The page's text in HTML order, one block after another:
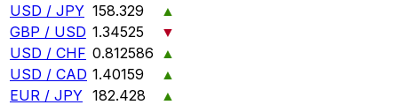
USD / JPY 158.329
▲
GBP / USD 1.34525
▼
USD / CHF 0.812586
▲
USD / CAD 1.40159
▲
EUR / JPY 182.428
▲